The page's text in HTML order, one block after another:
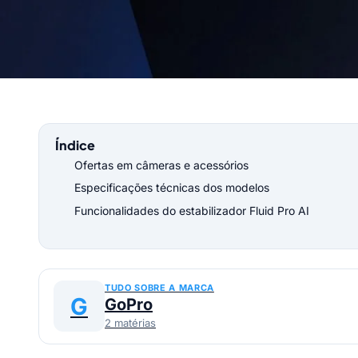
Índice
Ofertas em câmeras e acessórios
Especificações técnicas dos modelos
Funcionalidades do estabilizador Fluid Pro AI
G
TUDO SOBRE A MARCA
GoPro
2 matérias